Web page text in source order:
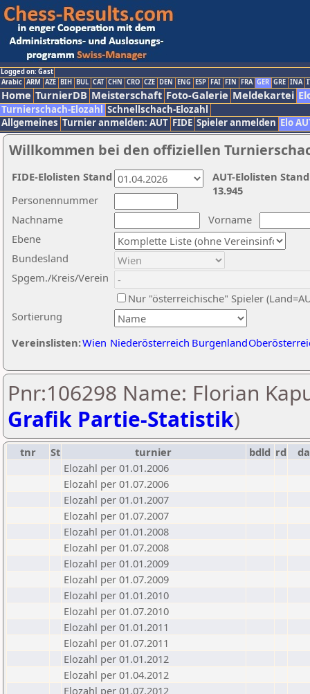
Logged on: Gast
Arabic ARM AZE BIH BUL CAT CHN CRO CZE DEN ENG ESP FAI FIN FRA GER GRE INA
Home TurnierDB Meisterschaft Foto-Galerie Meldekartei
Turnierschach-Elozahl Schnellschach-Elozahl
Allgemeines Turnier anmelden: AUT FIDE Spieler anmelden Elo
Willkommen bei den offiziellen
Nachname
Vorname
Ebene
Sortierung
Personennummer
Bundesland
Spgem./Kreis/Verein
Nur "österreichische" Spieler
Vereinslisten:Wien Niederösterreich Burgenland
AUT-Elolisten
13.945
FIDE-Elolisten Stand
Pnr:106298 Name: Florian
Grafik Partie-Statistik)
tnr St turnier bdld rd
Elozahl per 01.01.2006
Elozahl per 01.07.2006
Elozahl per 01.01.2007
Elozahl per 01.07.2007
Elozahl per 01.01.2008
Elozahl per 01.07.2008
Elozahl per 01.01.2009
Elozahl per 01.07.2009
Elozahl per 01.01.2010
Elozahl per 01.07.2010
Elozahl per 01.01.2011
Elozahl per 01.07.2011
Elozahl per 01.01.2012
Elozahl per 01.04.2012
Elozahl per 01.07.2012